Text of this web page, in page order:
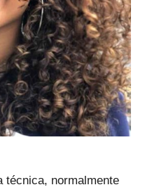
técnica, normalmente